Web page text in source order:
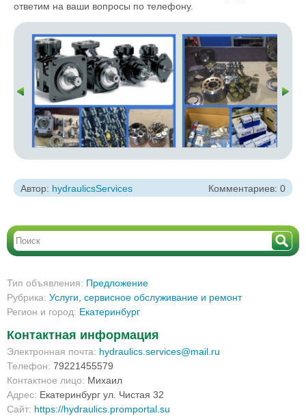
ответим на ваши вопросы по телефону.
Автор: hydraulicsServices Комментариев: 0
Тип объявления: Предложение
Рубрика: Услуги сервисное обслуживание и ремонт
Регион и город: Екатеринбург
Контактная информация
Электронная почта: hydraulics.services@mail.ru
Телефон: 79221455579
Контактное лицо: Михаил
Адрес: Екатеринбург ул. Чистая 32
Сайт: https://hydraulics.promportal.su